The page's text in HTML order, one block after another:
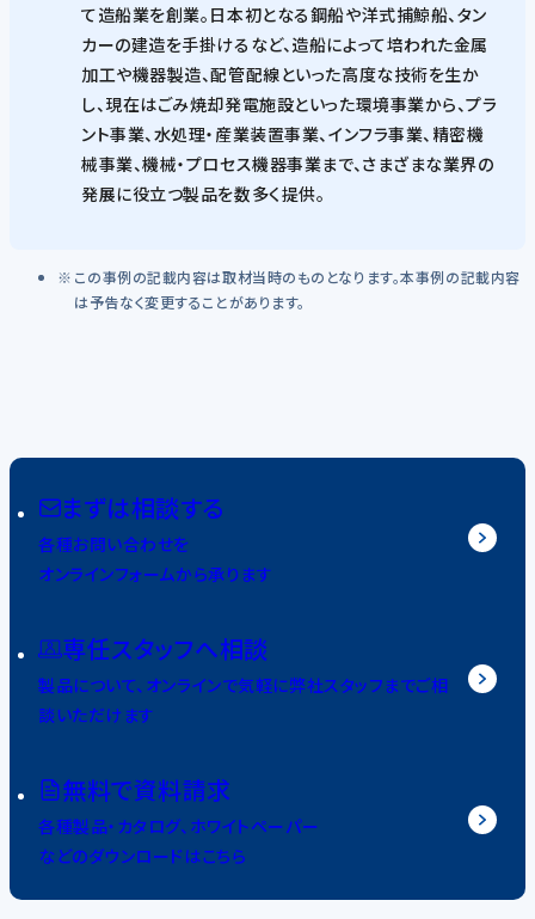
て造船業を創業。日本初となる鋼船や洋式捕鯨船、タン
カーの建造を手掛けるなど、造船によって培われた金属
加工や機器製造、配管配線といった高度な技術を生か
し、現在はごみ焼却発電施設といった環境事業から、プラ
ント事業、水処理・産業装置事業、インフラ事業、精密機
械事業、機械・プロセス機器事業まで、さまざまな業界の
発展に役立つ製品を数多く提供。
この事例の記載内容は取材当時のものとなります。本事例の記載内容
は予告なく変更することがあります。
まずは相談する
各種お問い合わせを
オンラインフォームから承ります
専任スタッフへ相談
製品について、オンラインで気軽に弊社スタッフまでご相
談いただけます
無料で資料請求
各種製品・カタログ、ホワイトペーパー
などのダウンロードはこちら